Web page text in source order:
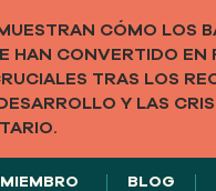
CÓMO LOS
HAN CONVERTIDO EN
TRAS LOS
Y LAS
BLOG